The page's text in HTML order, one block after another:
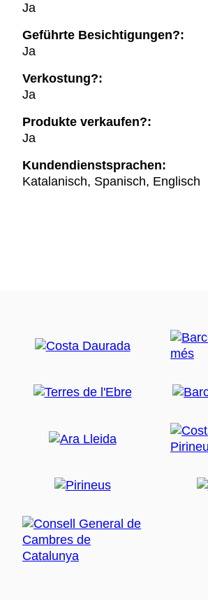
Ja
Geführte Besichtigungen?:
Ja
Verkostung?:
Ja
Produkte verkaufen?:
Ja
Kundendienstsprachen:
Katalanisch, Spanisch, Englisch